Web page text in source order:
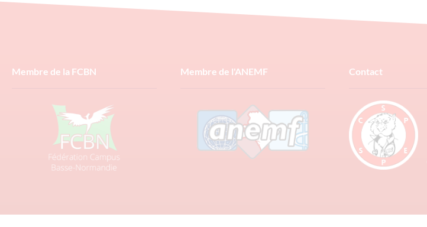
permettra de faire un don à une association !
compte de multiples facteurs. C’est sur cette
Membre de la FCBN Membre de l'ANEMF Contact